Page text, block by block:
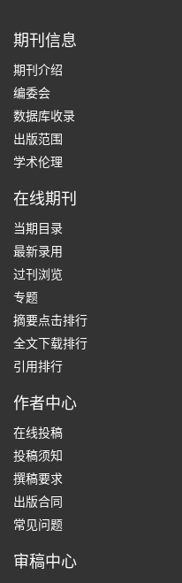
期刊信息
期刊介绍
编委会
数据库收录
出版范围
学术伦理
在线期刊
当期目录
最新录用
过刊浏览
专题
摘要点击排行
全文下载排行
引用排行
作者中心
在线投稿
投稿须知
撰稿要求
出版合同
常见问题
审稿中心